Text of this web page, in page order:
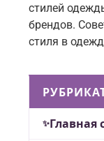
стилей
брендов.
стиля в
Главная